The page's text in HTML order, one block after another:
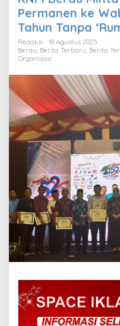
Permanen ke
Tahun Tanpa
Redaksi
18 Agustus 2025
Berau Berita Terbaru Berita
Organisasi